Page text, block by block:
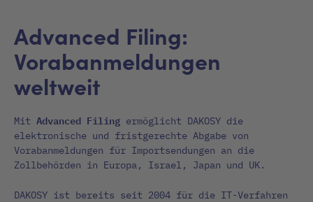
Advanced Filing:
Vorabanmeldungen
weltweit
Mit Advanced Filing ermöglicht DAKOSY die
elektronische und fristgerechte Abgabe von
Vorabanmeldungen für Importsendungen an die
Zollbehörden in Europa, Israel, Japan und UK.
DAKOSY ist bereits seit 2004 für die IT-Verfahren